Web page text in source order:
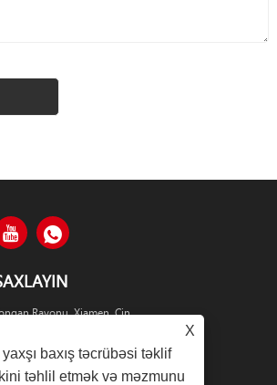
Rayonu, Xiamen, Çin
X
baxış təcrübəsi təklif
təhlil etmək və məzmunu